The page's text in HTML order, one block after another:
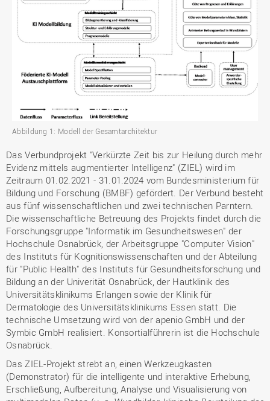
Abbildung 1: Modell der Gesamtarchitektur
Das Verbundprojekt "Verkürzte Zeit bis zur Heilung durch mehr
Evidenz mittels augmentierter Intelligenz" (ZIEL) wird im
Zeitraum 01.02.2021 - 31.01.2024 vom Bundesministerium für
Bildung und Forschung (BMBF) gefördert. Der Verbund besteht
aus fünf wissenschaftlichen und zwei technischen Parntern.
Die wissenschaftliche Betreuung des Projekts findet durch die
Forschungsgruppe "Informatik im Gesundheitswesen" der
Hochschule Osnabrück, der Arbeitsgruppe "Computer Vision"
des Instituts für Kognitionswissenschaften und der Abteilung
für "Public Health" des Instituts für Gesundheitsforschung und
Bildung an der Univerität Osnabrück, der Hautklinik des
Universitätsklinikums Erlangen sowie der Klinik für
Dermatologie des Universitätsklinikums Essen statt. Die
technische Umsetzung wird von der apenio GmbH und der
Symbic GmbH realisiert. Konsortialführerin ist die Hochschule
Osnabrück.
Das ZIEL-Projekt strebt an, einen Werkzeugkasten
(Demonstrator) für die intelligente und interaktive Erhebung,
Erschließung, Aufbereitung, Analyse und Visualisierung von